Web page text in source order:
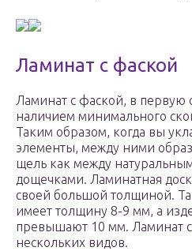
Ламинат с фаской
Ламинат с фаской, в первую
наличием минимального
Таким образом, когда вы
элементы, между ними
щель как между
дощечками. Ламинатная
своей большой толщиной.
имеет толщину 8-9 мм, а
превышают 10 мм. Ламинат
нескольких видов.